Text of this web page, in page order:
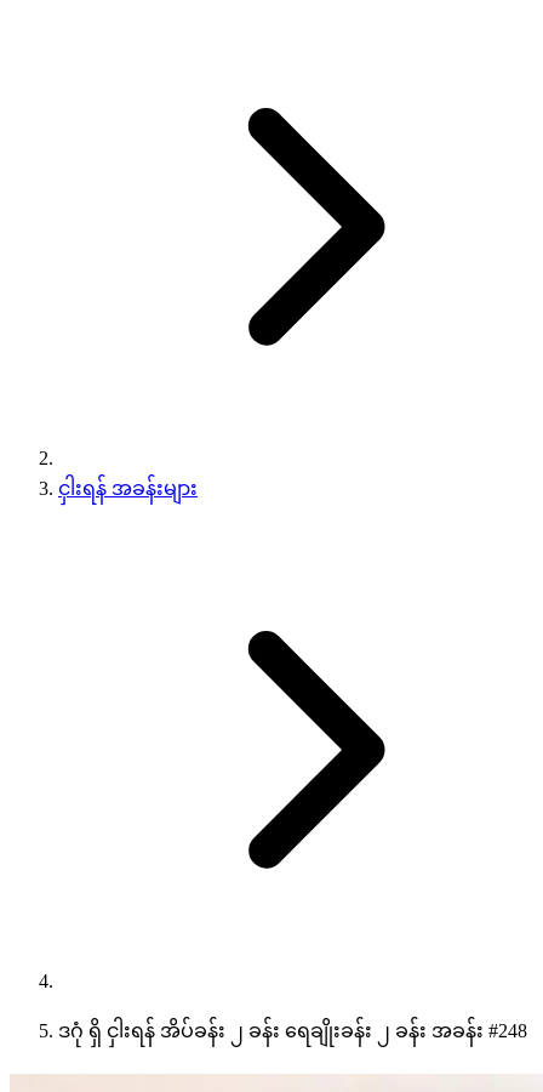
ငှါးရန် အခန်းများ
ဒဂုံ ရှိ ငှါးရန် အိပ်ခန်း ၂ ခန်း ရေချိုးခန်း ၂ ခန်း အခန်း #248